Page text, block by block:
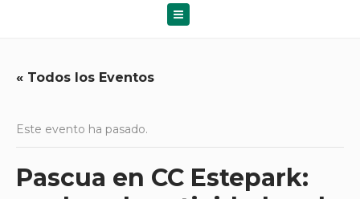
« Todos los Eventos
Este evento ha pasado.
Pascua en CC Estepark: